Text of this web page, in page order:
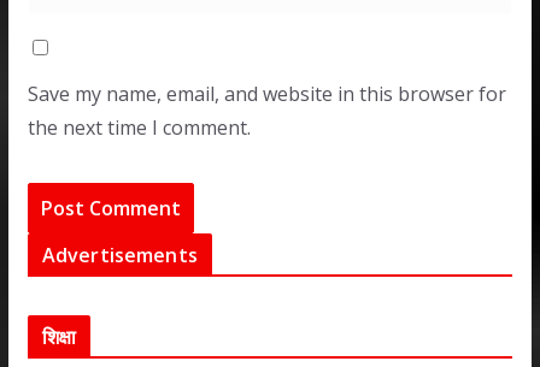
Save my name, email, and website in this browser for
the next time I comment.
Advertisements
शिक्षा